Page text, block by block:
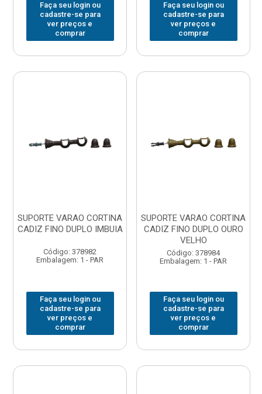
Faça seu login ou
cadastre-se para
ver preços e
comprar
Faça seu login ou
cadastre-se para
ver preços e
comprar
SUPORTE VARAO CORTINA
CADIZ FINO DUPLO IMBUIA
Código: 378982
Embalagem: 1 - PAR
Faça seu login ou
cadastre-se para
ver preços e
comprar
SUPORTE VARAO CORTINA
CADIZ FINO DUPLO OURO
VELHO
Código: 378984
Embalagem: 1 - PAR
Faça seu login ou
cadastre-se para
ver preços e
comprar